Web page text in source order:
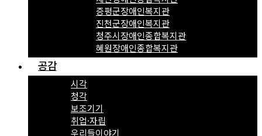
증평군장애인복지관
진천군장애인복지관
청주시장애인종합복지관
혜원장애인종합복지관
공감
시각
청각
보조기기
취업·자립
우리들이야기